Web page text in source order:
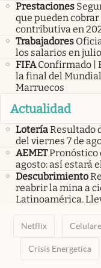
Prestaciones
que pueden
contributiva en
Trabajadores
los salarios en
FIFA Confirmado |
la final del
Marruecos
Actualidad
LoteríaResultado
del viernes 7 de
AEMETPronóstico
agosto: así estará
Descubrimiento
reabrir la mina a
Latinoamérica.
Netflix
Crisis Energetica